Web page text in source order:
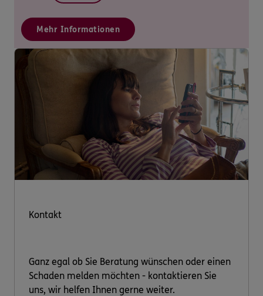
Mehr Informationen
Kontakt
Ganz egal ob Sie Beratung wünschen oder einen
Schaden melden möchten - kontaktieren Sie
uns, wir helfen Ihnen gerne weiter.